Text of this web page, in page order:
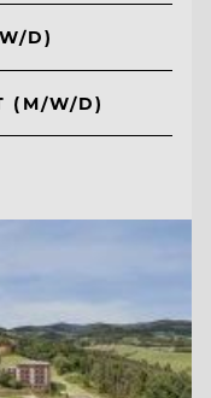
D)
(M/W/D)